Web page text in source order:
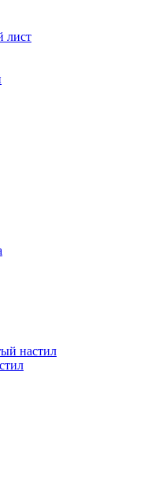
лист
настил